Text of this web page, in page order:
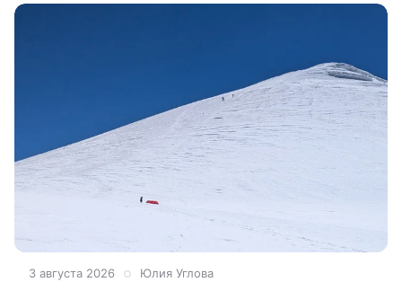
3 августа 2026 Юлия Углова